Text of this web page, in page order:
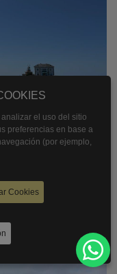
y su
el uso del sitio
preferencias en base a
(por ejemplo,
Cookies